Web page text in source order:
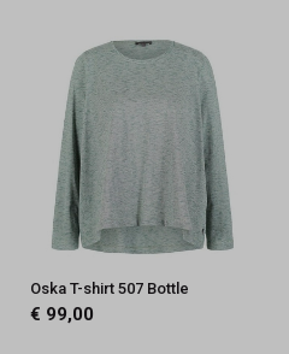
Oska T-shirt 507 Bottle
€ 99,00